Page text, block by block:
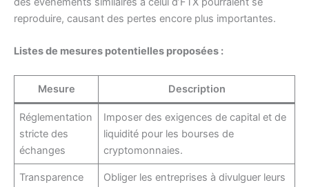
reproduire, causant des pertes encore plus importantes.
Listes de mesures potentielles proposées :
Mesure Description
Réglementation
stricte des
échanges
Imposer des exigences de capital et de
liquidité pour les bourses de
cryptomonnaies.
Transparence
Obliger les entreprises à divulguer leurs